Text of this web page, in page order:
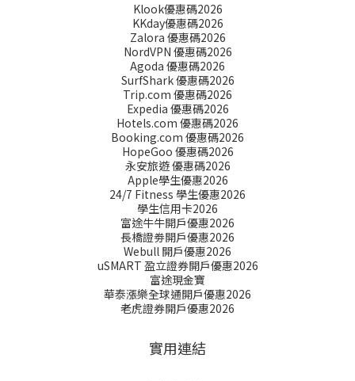
Klook優惠碼2026
KKday優惠碼2026
Zalora 優惠碼2026
NordVPN 優惠碼2026
Agoda 優惠碼2026
SurfShark 優惠碼2026
Trip.com 優惠碼2026
Expedia 優惠碼2026
Hotels.com 優惠碼2026
Booking.com 優惠碼2026
HopeGoo 優惠碼2026
永安旅遊 優惠碼2026
Apple學生優惠2026
24/7 Fitness 學生優惠2026
學生信用卡2026
富途牛牛開戶優惠2026
長橋證劵開戶優惠2026
Webull 開戶優惠2026
uSMART 盈立證券開戶優惠2026
富途現金寶
華泰漲樂全球通開戶優惠2026
老虎證券開戶優惠2026
實用連結